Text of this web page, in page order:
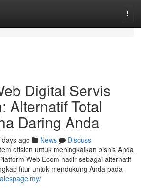
Digital Servis
Alternatif Total
Daring Anda
days ago News
Discuss
efisien untuk meningkatkan bisnis Anda
Web Ecom hadir sebagai alternatif
fitur untuk mendukung Anda pada